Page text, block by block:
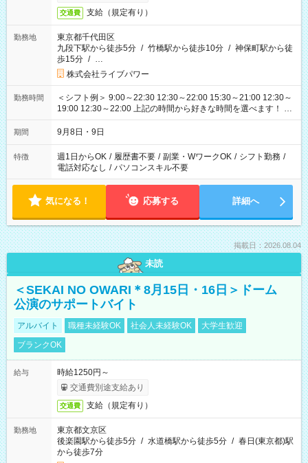
交通費 支給（規定有り）
勤務地
東京都千代田区
九段下駅から徒歩5分 / 竹橋駅から徒歩10分 / 神保町駅から徒
歩15分 / …
株式会社ライブパワー
勤務時間
＜シフト例＞ 9:00～22:30 12:30～22:00 15:30～21:00 12:30～
19:00 12:30～22:00 上記の時間から好きな時間を選べます！ ※
時間は変更となる可能性があります
期間 9月8日・9日
特徴 週1日からOK / 履歴書不要 / 副業・WワークOK / シフト勤務 /
電話対応なし / パソコンスキル不要
気になる！ 応募する 詳細へ
掲載日：2026.08.04
未読
＜SEKAI NO OWARI＊8月15日・16日＞ドーム
公演のサポートバイト
アルバイト 職種未経験OK 社会人未経験OK
大学生歓迎
ブランクOK
給与
時給1250円～
交通費別途支給あり
交通費 支給（規定有り）
勤務地
東京都文京区
後楽園駅から徒歩5分 / 水道橋駅から徒歩5分 / 春日(東京都)駅
から徒歩7分